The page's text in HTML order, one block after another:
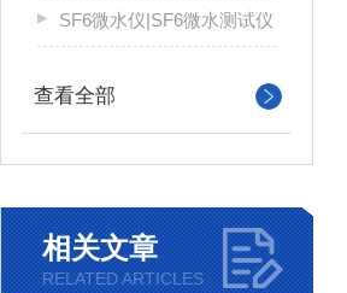
SF6微水仪|SF6微水测试仪
查看全部
相关文章
RELATED ARTICLES